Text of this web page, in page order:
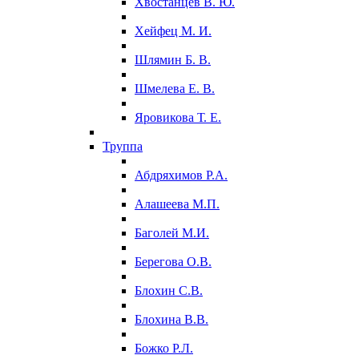
Хейфец М. И.
Шлямин Б. В.
Шмелева Е. В.
Яровикова Т. Е.
Труппа
Абдряхимов Р.А.
Алашеева М.П.
Баголей М.И.
Берегова О.В.
Блохин С.В.
Блохина В.В.
Божко Р.Л.